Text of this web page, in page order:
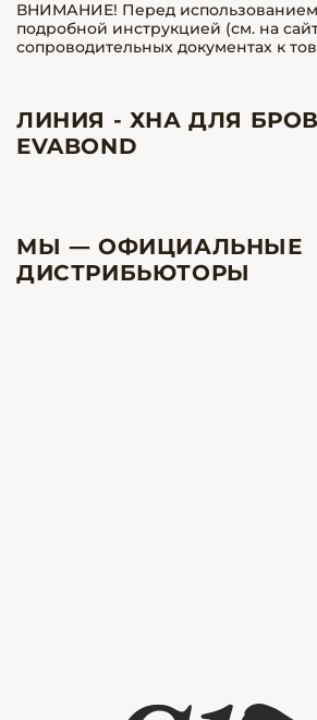
ВНИМАНИЕ! Перед использованием
подробной инструкцией (см. на
сопроводительных документах к
ЛИНИЯ - ХНА ДЛЯ
EVABOND
МЫ — ОФИЦИАЛЬНЫЕ
ДИСТРИБЬЮТОРЫ